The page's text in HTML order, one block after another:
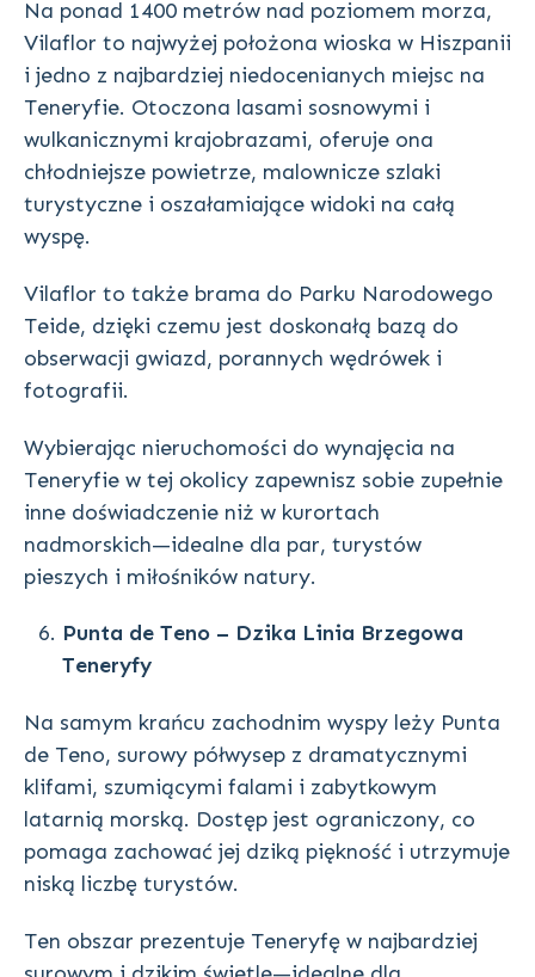
Na ponad 1400 metrów nad poziomem morza,
Vilaflor to najwyżej położona wioska w Hiszpanii
i jedno z najbardziej niedocenianych miejsc na
Teneryfie. Otoczona lasami sosnowymi i
wulkanicznymi krajobrazami, oferuje ona
chłodniejsze powietrze, malownicze szlaki
turystyczne i oszałamiające widoki na całą
wyspę.
Vilaflor to także brama do Parku Narodowego
Teide, dzięki czemu jest doskonałą bazą do
obserwacji gwiazd, porannych wędrówek i
fotografii.
Wybierając nieruchomości do wynajęcia na
Teneryfie w tej okolicy zapewnisz sobie zupełnie
inne doświadczenie niż w kurortach
nadmorskich—idealne dla par, turystów
pieszych i miłośników natury.
Punta de Teno – Dzika Linia Brzegowa
Teneryfy
Na samym krańcu zachodnim wyspy leży Punta
de Teno, surowy półwysep z dramatycznymi
klifami, szumiącymi falami i zabytkowym
latarnią morską. Dostęp jest ograniczony, co
pomaga zachować jej dziką piękność i utrzymuje
niską liczbę turystów.
Ten obszar prezentuje Teneryfę w najbardziej